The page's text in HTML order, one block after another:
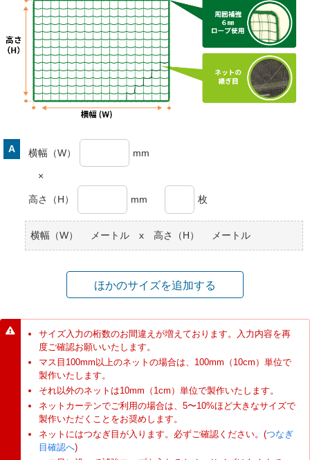
横幅（W） mm
×
高さ（H） mm 枚
横幅（W） メートル x 高さ（H） メートル
ほかのサイズを追加する
サイズ入力の桁数のお間違えが増えております。入力内容を再
度ご確認お願いいたします。
マス目100mm以上のネットの場合は、100mm（10cm）単位で
製作いたします。
それ以外のネットは10mm（1cm）単位で製作いたします。
ネットカーテンでご利用の場合は、5〜10%ほど大きなサイズで
製作いただくことをお奨めします。
ネットにはつなぎ目が入ります。必ずご確認ください。(つなぎ
目確認へ)